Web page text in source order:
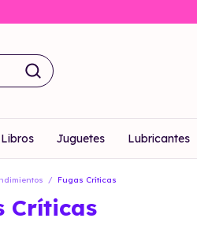
Juguetes Lubricantes
/ Fugas Críticas
Críticas